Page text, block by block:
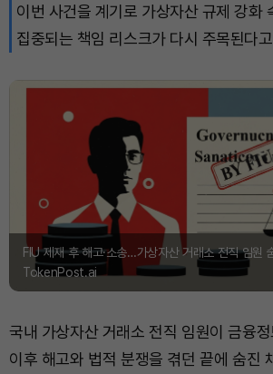
이번 사건을 계기로 가상자산 규제 강화
집중되는 책임 리스크가 다시 주목된다
FIU 제재 후 해고·소송…가상자산 거래소 전직 임원
TokenPost.ai
국내 가상자산 거래소 전직 임원이 금융
이후 해고와 법적 분쟁을 겪던 끝에 숨진